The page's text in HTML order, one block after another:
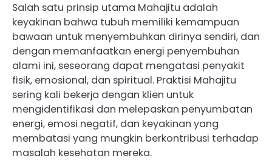
Salah satu prinsip utama Mahajitu adalah
keyakinan bahwa tubuh memiliki kemampuan
bawaan untuk menyembuhkan dirinya sendiri, dan
dengan memanfaatkan energi penyembuhan
alami ini, seseorang dapat mengatasi penyakit
fisik, emosional, dan spiritual. Praktisi Mahajitu
sering kali bekerja dengan klien untuk
mengidentifikasi dan melepaskan penyumbatan
energi, emosi negatif, dan keyakinan yang
membatasi yang mungkin berkontribusi terhadap
masalah kesehatan mereka.